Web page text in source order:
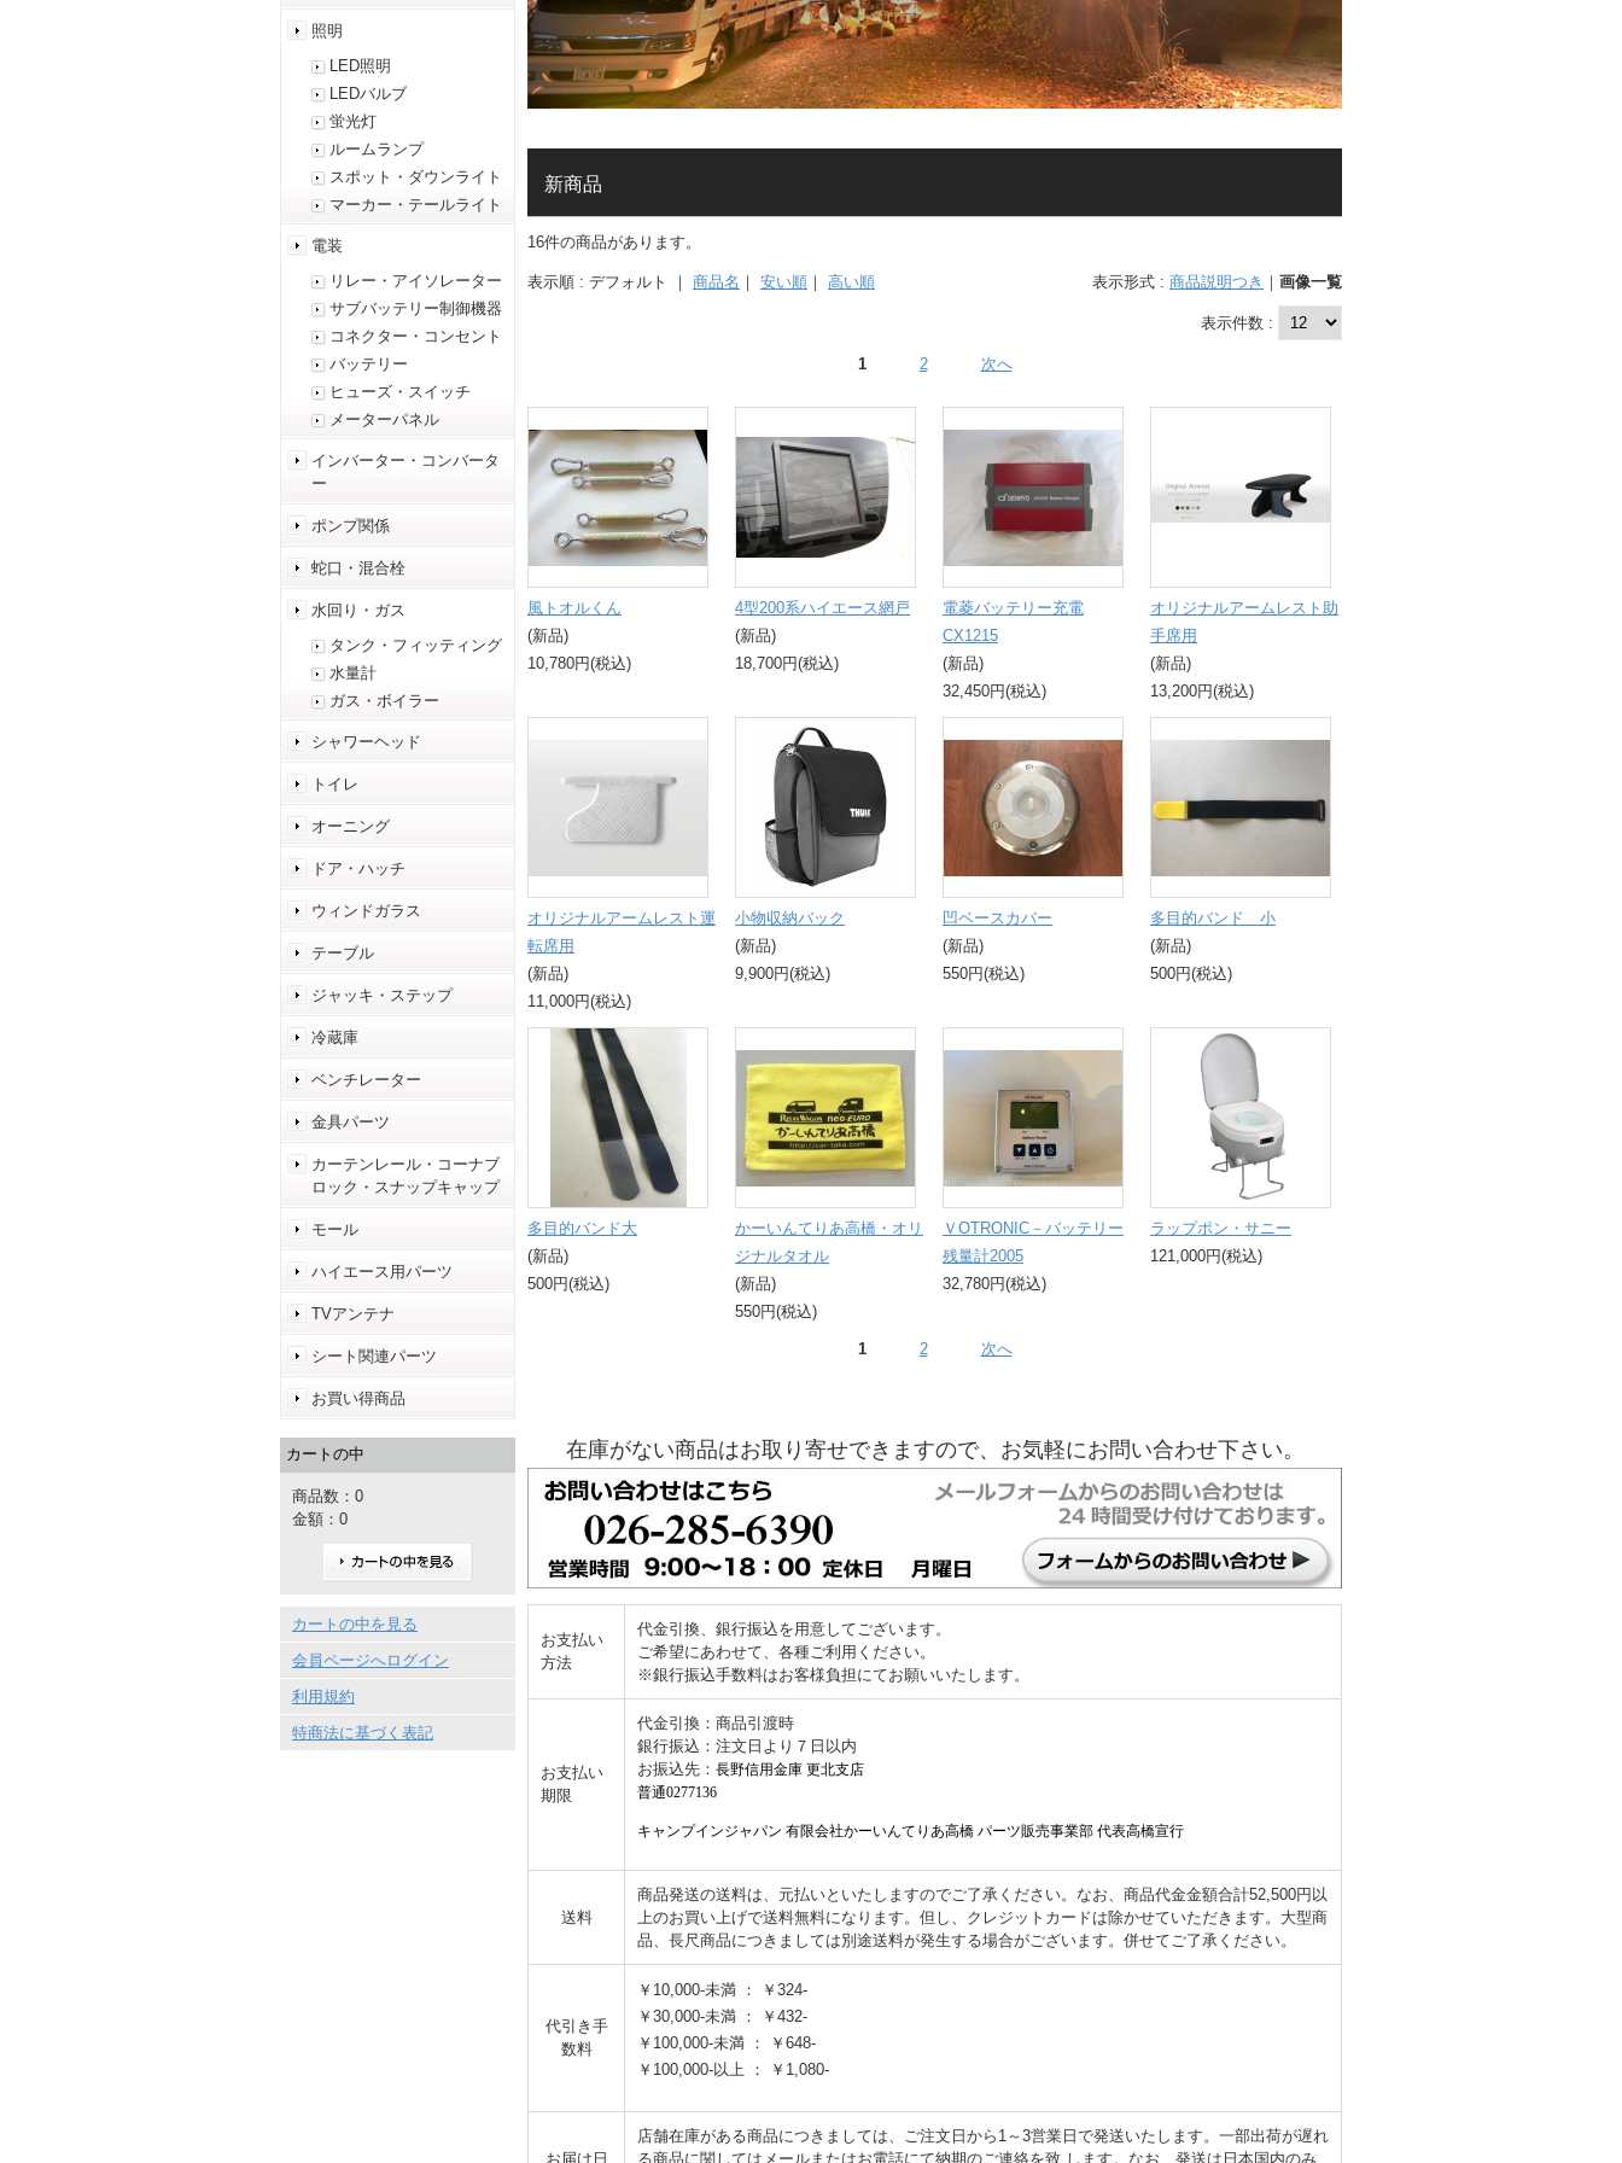
新商品
16件の商品があります。
表示順 : デフォルト ｜ 商品名 ｜ 安い順 ｜ 高い順 表示形式 : 商品説明つき ｜ 画像一覧
表示件数 :
1 2 次へ
風トオルくん
(新品)
10,780円(税込)
4型200系ハイエース網戸
(新品)
18,700円(税込)
電菱バッテリー充電
CX1215
(新品)
32,450円(税込)
オリジナルアームレスト助
手席用
(新品)
13,200円(税込)
オリジナルアームレスト運
転席用
(新品)
11,000円(税込)
小物収納バック
(新品)
9,900円(税込)
凹ベースカバー
(新品)
550円(税込)
多目的バンド 小
(新品)
500円(税込)
多目的バンド大
(新品)
500円(税込)
かーいんてりあ高橋・オリ
ジナルタオル
(新品)
550円(税込)
ＶOTRONIC－バッテリー
残量計2005
32,780円(税込)
ラップポン・サニー
121,000円(税込)
1 2 次へ
在庫がない商品はお取り寄せできますので、お気軽にお問い合わせ下さい。
お支払い
方法
代金引換、銀行振込を用意してございます。
ご希望にあわせて、各種ご利用ください。
※銀行振込手数料はお客様負担にてお願いいたします。
お支払い
期限
代金引換：商品引渡時
銀行振込：注文日より７日以内
お振込先： 長野信用金庫 更北支店
普通0277136
キャンプインジャパン 有限会社かーいんてりあ高橋 パーツ販売事業部 代表高橋宣行
送料
商品発送の送料は、元払いといたしますのでご了承ください。なお、商品代金金額合計52,500円以
上のお買い上げで送料無料になります。但し、クレジットカードは除かせていただきます。大型商
品、長尺商品につきましては別途送料が発生する場合がございます。併せてご了承ください。
代引き手
数料
￥10,000-未満 ： ￥324-
￥30,000-未満 ： ￥432-
￥100,000-未満 ： ￥648-
￥100,000-以上 ： ￥1,080-
お届け日
店舗在庫がある商品につきましては、ご注文日から1～3営業日で発送いたします。一部出荷が遅れ
る商品に関してはメールまたはお電話にて納期のご連絡を致 します。なお、発送は日本国内のみ
照明
LED照明
LEDバルブ
蛍光灯
ルームランプ
スポット・ダウンライト
マーカー・テールライト
電装
リレー・アイソレーター
サブバッテリー制御機器
コネクター・コンセント
バッテリー
ヒューズ・スイッチ
メーターパネル
インバーター・コンバータ
ー
ポンプ関係
蛇口・混合栓
水回り・ガス
タンク・フィッティング
水量計
ガス・ボイラー
シャワーヘッド
トイレ
オーニング
ドア・ハッチ
ウィンドガラス
テーブル
ジャッキ・ステップ
冷蔵庫
ベンチレーター
金具パーツ
カーテンレール・コーナブ
ロック・スナップキャップ
モール
ハイエース用パーツ
TVアンテナ
シート関連パーツ
お買い得商品
カートの中
商品数：0
金額：0
カートの中を見る
会員ページへログイン
利用規約
特商法に基づく表記